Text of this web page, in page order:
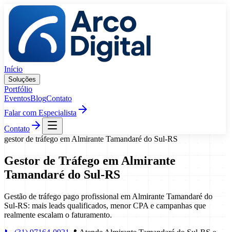
Pular para o conteúdo
Início
Soluções
Portfólio
EventosBlogContato
Falar com Especialista
Contato
gestor de tráfego em Almirante Tamandaré do Sul-RS
Gestor de Tráfego em Almirante
Tamandaré do Sul-RS
Gestão de tráfego pago profissional em Almirante Tamandaré do
Sul-RS: mais leads qualificados, menor CPA e campanhas que
realmente escalam o faturamento.